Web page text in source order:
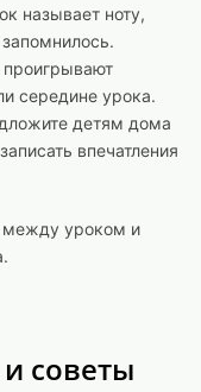
называет ноту,
середине урока.
детям дома
впечатления
между уроком и
советы